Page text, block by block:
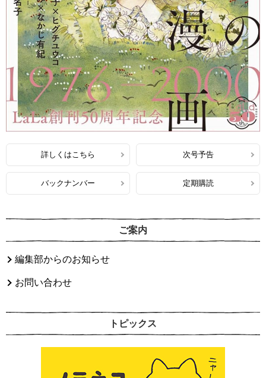
詳しくはこちら 次号予告
バックナンバー 定期購読
ご案内
編集部からのお知らせ
お問い合わせ
トピックス